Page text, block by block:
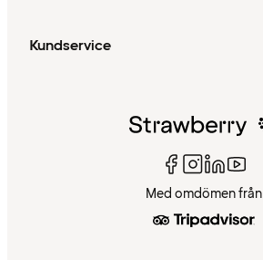
Kundservice
Med omdömen från